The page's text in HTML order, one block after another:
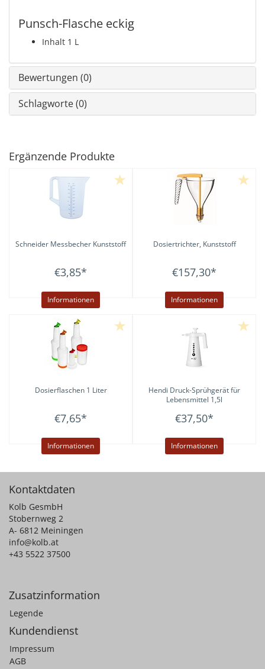
Punsch-Flasche eckig
Inhalt 1 L
Bewertungen (0)
Schlagworte (0)
Ergänzende Produkte
Schneider Messbecher Kunststoff
€3,85*
Informationen
Dosiertrichter, Kunststoff
€157,30*
Informationen
Dosierflaschen 1 Liter
€7,65*
Informationen
Hendi Druck-Sprühgerät für
Lebensmittel 1,5l
€37,50*
Informationen
Kontaktdaten
Kolb GesmbH
Stobernweg 2
A- 6812 Meiningen
info@kolb.at
+43 5522 37500
Zusatzinformation
Legende
Kundendienst
Impressum
AGB